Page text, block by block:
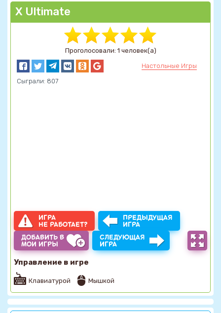
X Ultimate
Проголосовали: 1 человек(а)
Настольные Игры
Сыграли: 807
ИГРА
НЕ РАБОТАЕТ?
ПРЕДЫДУЩАЯ
ИГРА
ДОБАВИТЬ В
МОИ ИГРЫ
СЛЕДУЮЩАЯ
ИГРА
Управление в игре
Клавиатурой Мышкой